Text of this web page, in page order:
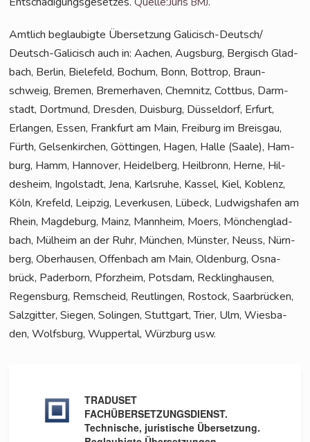
Amt­lich beglau­big­te Über­set­zung Gali­cisch-Deut­sch/
Deutsch-Gali­cisch auch in: Aachen, Augs­burg, Ber­gisch Glad­
bach, Ber­lin, Bie­le­feld, Bochum, Bonn, Bot­trop, Braun­
schweig, Bre­men, Bre­mer­ha­ven, Chem­nitz, Cott­bus, Darm­
stadt, Dort­mund, Dres­den, Duis­burg, Düs­sel­dorf, Erfurt,
Erlan­gen, Essen, Frank­furt am Main, Frei­burg im Breis­gau,
Fürth, Gel­sen­kir­chen, Göt­tin­gen, Hagen, Hal­le (Saa­le), Ham­
burg, Hamm, Han­no­ver, Hei­del­berg, Heil­bronn, Her­ne, Hil­
des­heim, Ingol­stadt, Jena, Karls­ru­he, Kas­sel, Kiel, Koblenz,
Köln, Kre­feld, Leip­zig, Lever­ku­sen, Lübeck, Lud­wigs­ha­fen am
Rhein, Mag­de­burg, Mainz, Mann­heim, Moers, Mön­chen­glad­
bach, Mül­heim an der Ruhr, Mün­chen, Müns­ter, Neuss, Nürn­
berg, Ober­hau­sen, Offen­bach am Main, Olden­burg, Osna­
brück, Pader­born, Pforz­heim, Pots­dam, Reck­ling­hau­sen,
Regens­burg, Rem­scheid, Reut­lin­gen, Ros­tock, Saar­brü­cken,
Salz­git­ter, Sie­gen, Solin­gen, Stutt­gart, Trier, Ulm, Wies­ba­
den, Wolfs­burg, Wup­per­tal, Würz­burg usw.
TRADUSET
FACHÜBERSETZUNGSDIENST.
Technische, juristische Übersetzung.